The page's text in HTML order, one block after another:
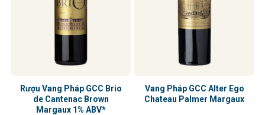
Rượu Vang Pháp GCC Brio
de Cantenac Brown
Margaux 1% ABV*
Vang Pháp GCC Alter Ego
Chateau Palmer Margaux